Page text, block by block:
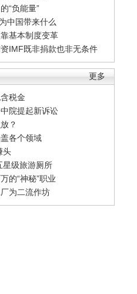
“负能量”
中国带来什么
基本制度变革
IMF既非捐款也非无条件
更多
税金
院提起新诉讼
？
各个领域
头
星级旅游厕所
的“神秘”职业
为二流作坊